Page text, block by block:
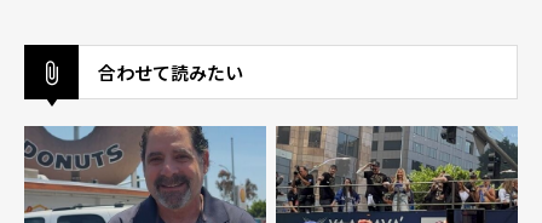
合わせて読みたい